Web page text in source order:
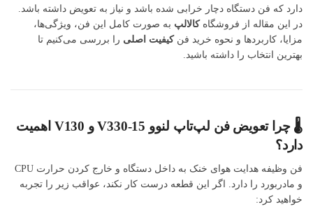
دارد که فن دستگاه دچار خرابی شده باشد و نیاز به تعویض داشته باشد.
در این مقاله از فروشگاهکالالپبه صورت کامل این فن، ویژگی‌ها،
مزایا، کاربردها و نحوه خرید فنکیفیت اصلیرا بررسی می‌کنیم تا
بهترین انتخاب را داشته باشید.
🌡️ چرا تعویض فن لپ‌تاپ لنوو V330-15 و V130 اهمیت
دارد؟
فن وظیفه هدایت هوای خنک به داخل دستگاه و خارج کردن حرارت CPU
و مادربورد را دارد. اگر این قطعه درست کار نکند، عواقب زیر را تجربه
خواهید کرد: